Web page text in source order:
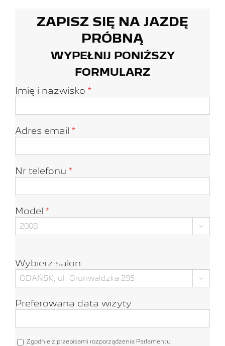
ZAPISZ SIĘ NA JAZDĘ
PRÓBNĄ
WYPEŁNIJ PONIŻSZY
FORMULARZ
Imię i nazwisko *
Adres email *
Nr telefonu *
Model *

Wybierz salon:

Preferowana data wizyty
Zgodnie z przepisami rozporządzenia Parlamentu